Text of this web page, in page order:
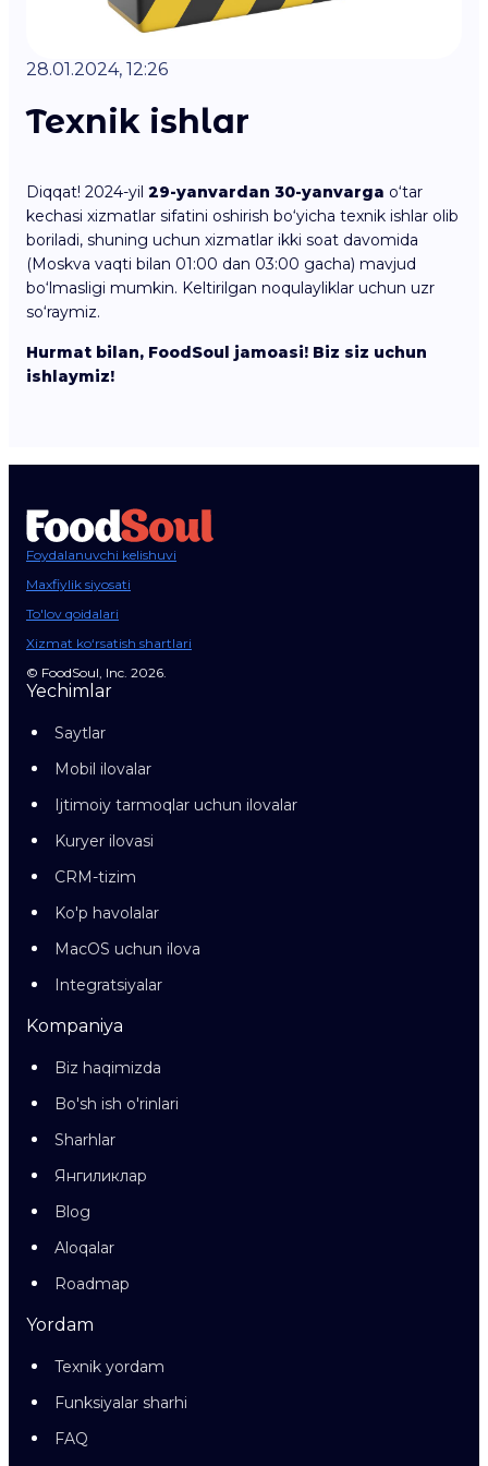
28.01.2024, 12:26
Texnik ishlar
Diqqat! 2024-yil 29-yanvardan 30-yanvarga o‘tar
kechasi xizmatlar sifatini oshirish bo‘yicha texnik ishlar olib
boriladi, shuning uchun xizmatlar ikki soat davomida
(Moskva vaqti bilan 01:00 dan 03:00 gacha) mavjud
bo‘lmasligi mumkin. Keltirilgan noqulayliklar uchun uzr
so‘raymiz.
Hurmat bilan, FoodSoul jamoasi! Biz siz uchun
ishlaymiz!
Foydalanuvchi kelishuvi
Maxfiylik siyosati
To'lov qoidalari
Xizmat ko‘rsatish shartlari
© FoodSoul, Inc. 2026.
Yechimlar
Saytlar
Mobil ilovalar
Ijtimoiy tarmoqlar uchun ilovalar
Kuryer ilovasi
CRM-tizim
Ko'p havolalar
MacOS uchun ilova
Integratsiyalar
Kompaniya
Biz haqimizda
Bo'sh ish o'rinlari
Sharhlar
Янгиликлар
Blog
Aloqalar
Roadmap
Yordam
Texnik yordam
Funksiyalar sharhi
FAQ